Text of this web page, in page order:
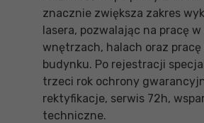
znacznie zwiększa zakres
lasera, pozwalając na pracę
wnętrzach, halach oraz
budynku. Po rejestracji
trzeci rok ochrony
rektyfikacje, serwis 72h,
techniczne.